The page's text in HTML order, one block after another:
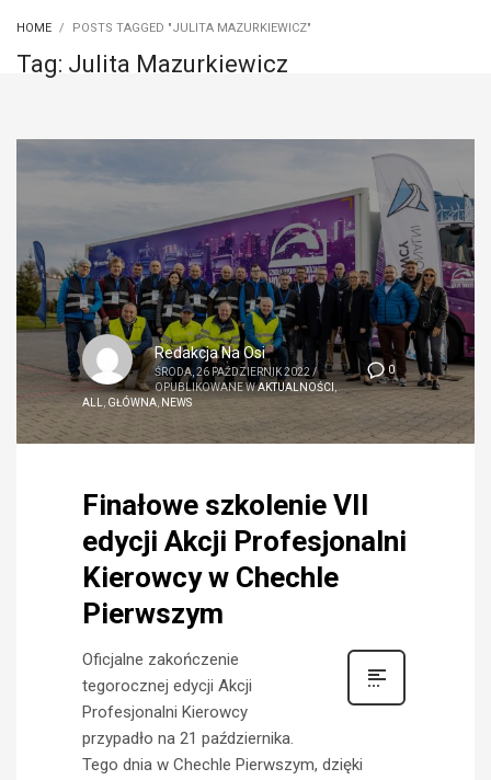
HOME POSTS TAGGED "JULITA MAZURKIEWICZ"
Tag: Julita Mazurkiewicz
0
Redakcja Na Osi
ŚRODA, 26 PAŹDZIERNIK 2022/
OPUBLIKOWANE WAKTUALNOŚCI,
ALL,GŁÓWNA, NEWS
Finałowe szkolenie VII
edycji Akcji Profesjonalni
Kierowcy w Chechle
Pierwszym
Oficjalne zakończenie
tegorocznej edycji Akcji
Profesjonalni Kierowcy
przypadło na 21 października.
Tego dnia w Chechle Pierwszym, dzięki